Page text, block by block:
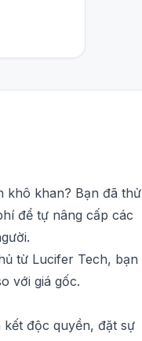
khô khan? Bạn đã thử
để tự nâng cấp các
từ Lucifer Tech, bạn
với giá gốc.
kết độc quyền, đặt sự